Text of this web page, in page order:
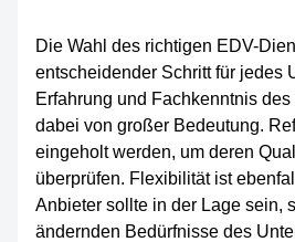
Die Wahl des richtigen EDV-
entscheidender Schritt für jedes
Erfahrung und Fachkenntnis
dabei von großer Bedeutung.
eingeholt werden, um deren
überprüfen. Flexibilität ist
Anbieter sollte in der Lage sein,
ändernden Bedürfnisse des